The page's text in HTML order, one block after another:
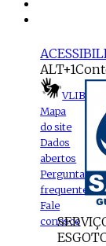
ALT+1
VLIBRAS
Mapa
do site
Dados
abertos
Perguntas
frequentes
Fale
conosco